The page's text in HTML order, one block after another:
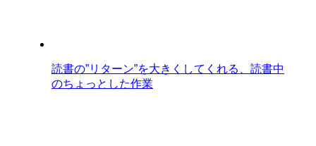
読書の”リターン”を大きくしてくれる、読書中
のちょっとした作業